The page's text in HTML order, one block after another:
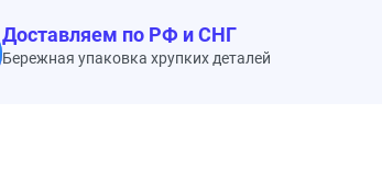
Доставляем по РФ и СНГ
Бережная упаковка хрупких деталей